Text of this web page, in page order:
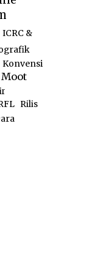
ICRC &
Konvensi
Moot
Rilis